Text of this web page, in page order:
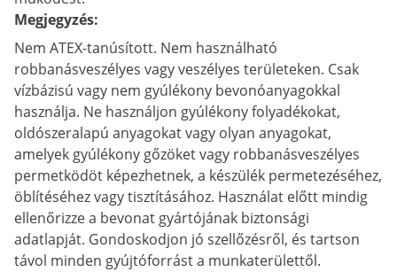
Megjegyzés:
Nem ATEX-tanúsított. Nem használható
robbanásveszélyes vagy veszélyes területeken. Csak
vízbázisú vagy nem gyúlékony bevonóanyagokkal
használja. Ne használjon gyúlékony folyadékokat,
oldószeralapú anyagokat vagy olyan anyagokat,
amelyek gyúlékony gőzöket vagy robbanásveszélyes
permetködöt képezhetnek, a készülék permetezéséhez,
öblítéséhez vagy tisztításához. Használat előtt mindig
ellenőrizze a bevonat gyártójának biztonsági
adatlapját. Gondoskodjon jó szellőzésről, és tartson
távol minden gyújtóforrást a munkaterülettől.